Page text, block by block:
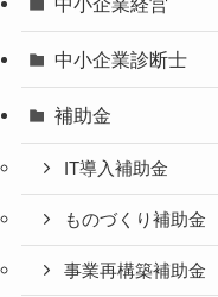
中小企業診断士
補助金
IT導入補助金
ものづくり補助金
事業再構築補助金